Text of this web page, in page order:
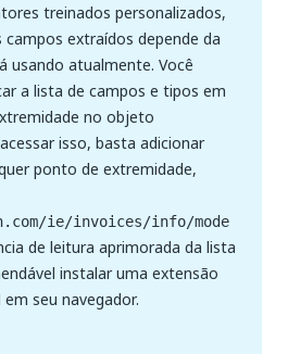
treinados personalizados,
campos extraídos depende da
usando atualmente. Você
a lista de campos e tipos em
no objeto
isso, basta adicionar
ponto de extremidade,
ie/invoices/info/mode
de leitura aprimorada da lista
instalar uma extensão
em seu navegador.